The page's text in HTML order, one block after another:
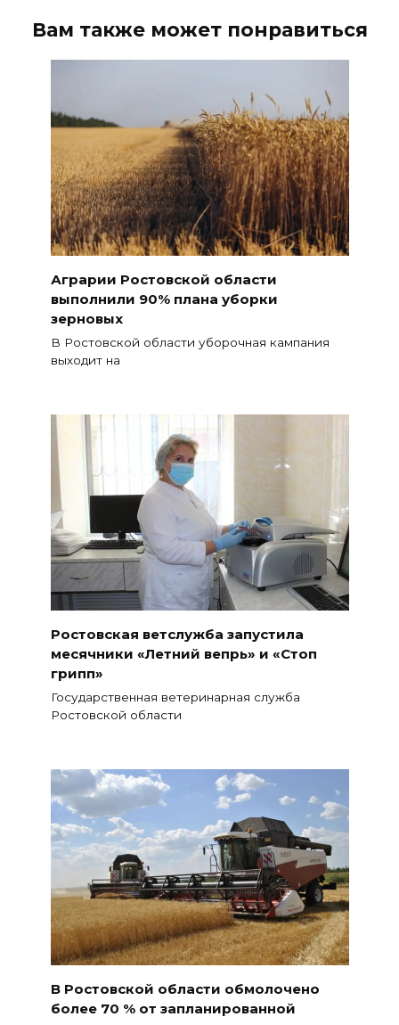
Вам также может понравиться
Аграрии Ростовской области
выполнили 90% плана уборки
зерновых
В Ростовской области уборочная кампания
выходит на
Ростовская ветслужба запустила
месячники «Летний вепрь» и «Стоп
грипп»
Государственная ветеринарная служба
Ростовской области
В Ростовской области обмолочено
более 70 % от запланированной